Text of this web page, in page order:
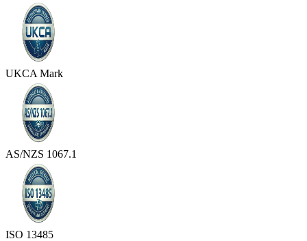
UKCA Mark
AS/NZS 1067.1
ISO 13485